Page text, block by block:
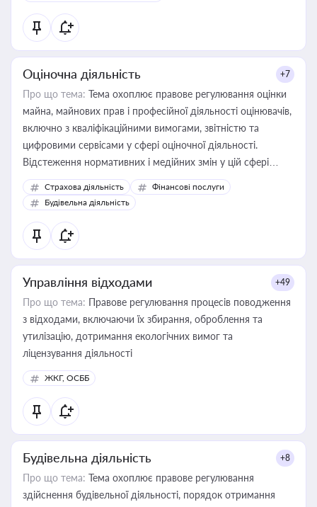
Оціночна діяльність +7
Про що тема: Тема охоплює правове регулювання оцінки
майна, майнових прав і професійної діяльності оцінювачів,
включно з кваліфікаційними вимогами, звітністю та
цифровими сервісами у сфері оціночної діяльності.
Відстеження нормативних і медійних змін у цій сфері
корисне для власника бізнесу, керівника, юриста або
бухгалтера під час оподаткування, приватизації, оренди
державного майна, корпоративних угод і перевірки
статусу суб'єктів оціночної діяльності
Страхова діяльність
Фінансові послуги
Будівельна діяльність
Управління відходами +49
Про що тема: Правове регулювання процесів поводження
з відходами, включаючи їх збирання, оброблення та
утилізацію, дотримання екологічних вимог та
ліцензування діяльності
ЖКГ, ОСББ
Будівельна діяльність +8
Про що тема: Тема охоплює правове регулювання
здійснення будівельної діяльності, порядок отримання